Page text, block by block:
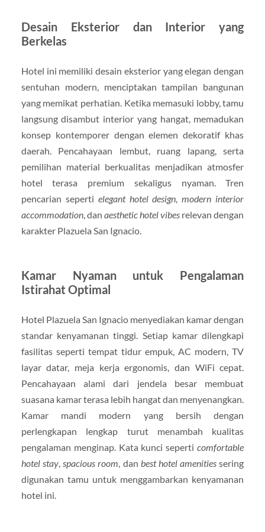
Desain Eksterior dan Interior yang
Berkelas
Hotel ini memiliki desain eksterior yang elegan dengan
sentuhan modern, menciptakan tampilan bangunan
yang memikat perhatian. Ketika memasuki lobby, tamu
langsung disambut interior yang hangat, memadukan
konsep kontemporer dengan elemen dekoratif khas
daerah. Pencahayaan lembut, ruang lapang, serta
pemilihan material berkualitas menjadikan atmosfer
hotel terasa premium sekaligus nyaman. Tren
pencarian seperti elegant hotel design,modern interior
accommodation, dan aesthetic hotel vibes relevan dengan
karakter Plazuela San Ignacio.
Kamar Nyaman untuk Pengalaman
Istirahat Optimal
Hotel Plazuela San Ignacio menyediakan kamar dengan
standar kenyamanan tinggi. Setiap kamar dilengkapi
fasilitas seperti tempat tidur empuk, AC modern, TV
layar datar, meja kerja ergonomis, dan WiFi cepat.
Pencahayaan alami dari jendela besar membuat
suasana kamar terasa lebih hangat dan menyenangkan.
Kamar mandi modern yang bersih dengan
perlengkapan lengkap turut menambah kualitas
pengalaman menginap. Kata kunci seperticomfortable
hotel stay,spacious room, dan best hotel amenities sering
digunakan tamu untuk menggambarkan kenyamanan
hotel ini.